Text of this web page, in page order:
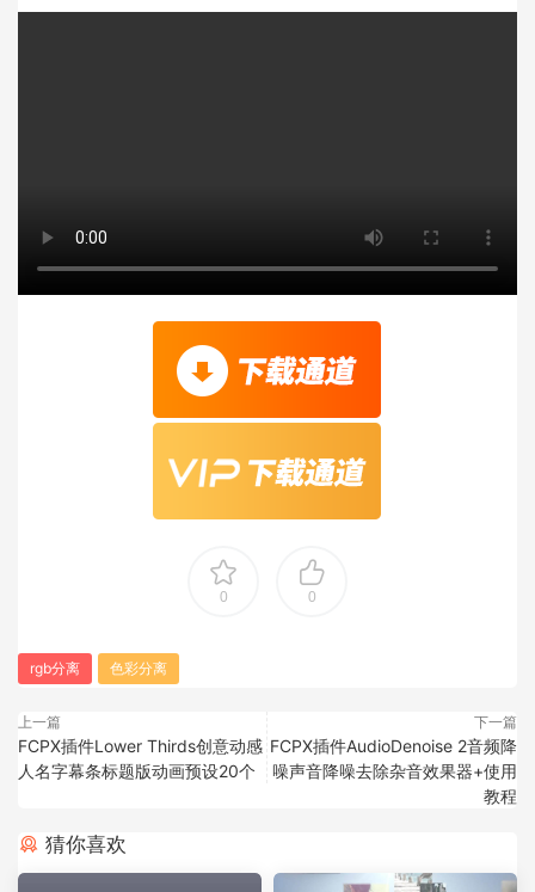
0 0
rgb分离 色彩分离
上一篇
FCPX插件Lower Thirds创意动感
人名字幕条标题版动画预设20个
下一篇
FCPX插件AudioDenoise 2音频降
噪声音降噪去除杂音效果器+使用
教程
猜你喜欢